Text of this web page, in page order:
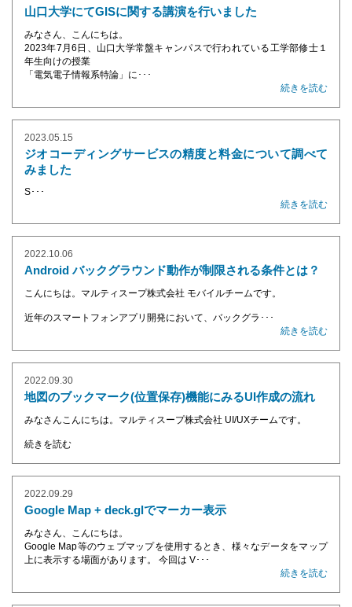
山口大学にてGISに関する講演を行いました
みなさん、こんにちは。
2023年7月6日、山口大学常盤キャンパスで行われている工学部修士１
年生向けの授業
「電気電子情報系特論」に･･･
続きを読む
2023.05.15
ジオコーディングサービスの精度と料金について調べて
みました
S･･･
続きを読む
2022.10.06
Android バックグラウンド動作が制限される条件とは？
こんにちは。マルティスープ株式会社 モバイルチームです。
近年のスマートフォンアプリ開発において、バックグラ･･･
続きを読む
2022.09.30
地図のブックマーク(位置保存)機能にみるUI作成の流れ
みなさんこんにちは。マルティスープ株式会社 UI/UXチームです。
続きを読む
2022.09.29
Google Map + deck.glでマーカー表示
みなさん、こんにちは。
Google Map等のウェブマップを使用するとき、様々なデータをマップ
上に表示する場面があります。 今回は V･･･
続きを読む